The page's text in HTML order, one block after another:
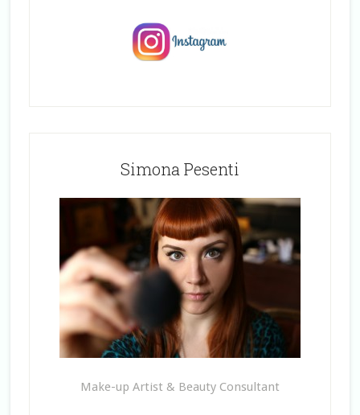
Simona Pesenti
Make-up Artist & Beauty Consultant